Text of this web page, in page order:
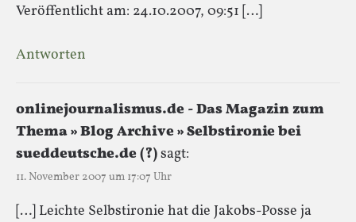
Veröffentlicht am: 24.10.2007, 09:51 […]
Antworten
onlinejournalismus.de - Das Magazin zum
Thema » Blog Archive » Selbstironie bei
sueddeutsche.de (?)sagt:
11. November 2007 um 17:07 Uhr
[…] Leichte Selbstironie hat die Jakobs-Posse ja